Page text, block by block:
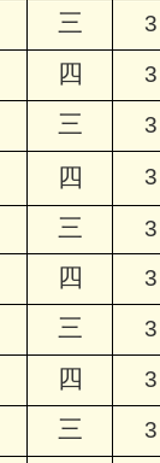
三 3
四 3
三 3
四 3
三 3
四 3
三 3
四 3
三 3